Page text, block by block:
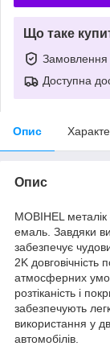
Що таке
Замовлення
Доступна
Опис
Опис
MOBIHEL
емаль. Завдяки
забезпечує
2K довговічність
атмосферних умов
розтіканість і
забезпечують
використання у
автомобілів.